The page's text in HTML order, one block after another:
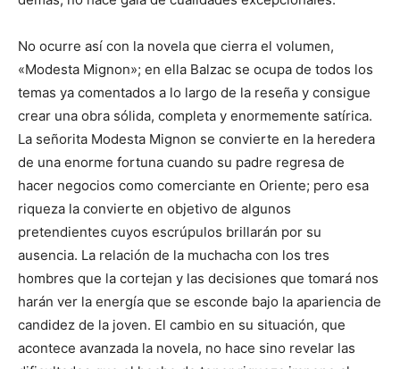
No ocurre así con la novela que cierra el volumen,
«Modesta Mignon»; en ella Balzac se ocupa de todos los
temas ya comentados a lo largo de la reseña y consigue
crear una obra sólida, completa y enormemente satírica.
La señorita Modesta Mignon se convierte en la heredera
de una enorme fortuna cuando su padre regresa de
hacer negocios como comerciante en Oriente; pero esa
riqueza la convierte en objetivo de algunos
pretendientes cuyos escrúpulos brillarán por su
ausencia. La relación de la muchacha con los tres
hombres que la cortejan y las decisiones que tomará nos
harán ver la energía que se esconde bajo la apariencia de
candidez de la joven. El cambio en su situación, que
acontece avanzada la novela, no hace sino revelar las